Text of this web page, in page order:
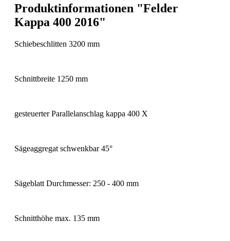
Produktinformationen "Felder
Kappa 400 2016"
Schiebeschlitten 3200 mm
Schnittbreite 1250 mm
gesteuerter Parallelanschlag kappa 400 X
Sägeaggregat schwenkbar 45°
Sägeblatt Durchmesser: 250 - 400 mm
Schnitthöhe max. 135 mm